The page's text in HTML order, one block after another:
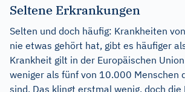
Seltene Erkrankungen
Selten und doch häufig: Krankheiten
nie etwas gehört hat, gibt es häufiger
Krankheit gilt in der Europäischen
weniger als fünf von 10.000 Menschen
sind. Das klingt erstmal wenig, doch die